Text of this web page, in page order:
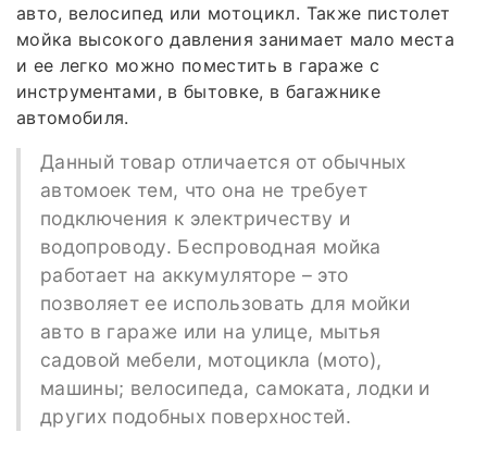
авто, велосипед или мотоцикл. Также пистолет
мойка высокого давления занимает мало места
и ее легко можно поместить в гараже с
инструментами, в бытовке, в багажнике
автомобиля.
Данный товар отличается от обычных
автомоек тем, что она не требует
подключения к электричеству и
водопроводу. Беспроводная мойка
работает на аккумуляторе – это
позволяет ее использовать для мойки
авто в гараже или на улице, мытья
садовой мебели, мотоцикла (мото),
машины; велосипеда, самоката, лодки и
других подобных поверхностей.